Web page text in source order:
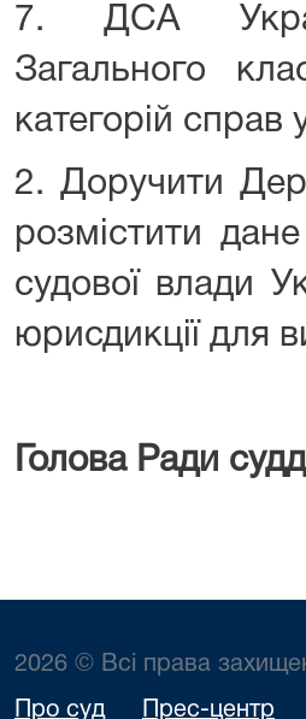
7. ДСА
Загального
категорій
2. Доручити
розмістити
судової влади
юрисдикції для
Голова Ради
2026 © Всі права
Про суд Прес-центр